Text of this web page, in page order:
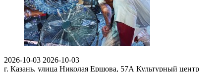
2026-10-03 2026-10-03
г. Казань, улица Николая Ершова, 57А Культурный центр